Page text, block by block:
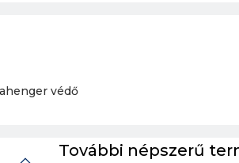
védő
További népszerű